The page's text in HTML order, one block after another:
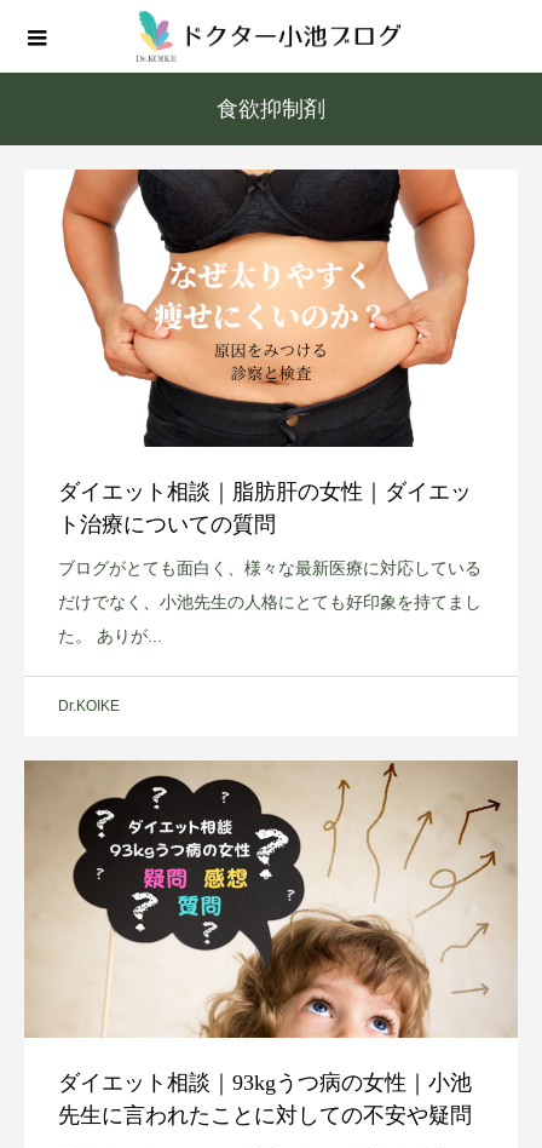
食欲抑制剤
ダイエット相談｜脂肪肝の女性｜ダイエッ
ト治療についての質問
ブログがとても面白く、様々な最新医療に対応している
だけでなく、小池先生の人格にとても好印象を持てまし
た。 ありが...
Dr.KOIKE
ダイエット相談｜93kgうつ病の女性｜小池
先生に言われたことに対しての不安や疑問